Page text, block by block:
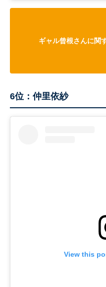
ギャル曾根さんに関
6位：仲里依紗
View this